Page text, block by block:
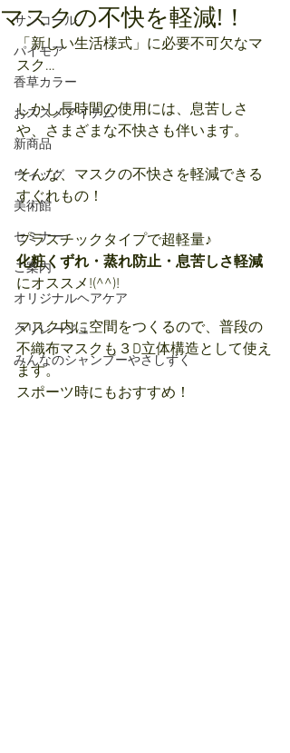
サンコール
パイモア
香草カラー
おススメアイテム
新商品
ウィッグ
美術館
セミナー
ご案内
オリジナルヘアケア
クリレージュ
みんなのシャンプーやさしずく
マスクの不快を軽減!！
「新しい生活様式」に必要不可欠なマ
スク…
しかし長時間の使用には、息苦しさ
や、さまざまな不快さも伴います。
そんな、マスクの不快さを軽減できる
すぐれもの！
プラスチックタイプで超軽量♪
化粧くずれ・蒸れ防止・息苦しさ軽減
にオススメ!(^^)!
マスク内に空間をつくるので、普段の
不織布マスクも３D立体構造として使え
ます。
スポーツ時にもおすすめ！